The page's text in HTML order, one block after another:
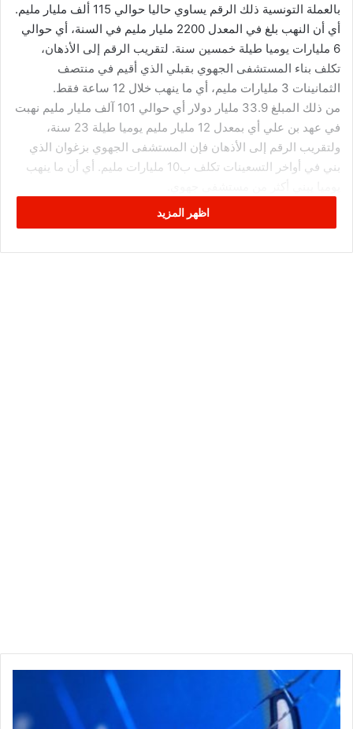
بالعملة التونسية ذلك الرقم يساوي حاليا حوالي 115 ألف مليار مليم.
أي أن النهب بلغ في المعدل 2200 مليار مليم في السنة، أي حوالي
6 مليارات يوميا طيلة خمسين سنة. لتقريب الرقم إلى الأذهان،
تكلف بناء المستشفى الجهوي بقبلي الذي أقيم في منتصف
الثمانينات 3 مليارات مليم، أي ما ينهب خلال 12 ساعة فقط.
من ذلك المبلغ 33.9 مليار دولار أي حوالي 101 آلف مليار مليم نهبت
في عهد بن علي أي بمعدل 12 مليار مليم يوميا طيلة 23 سنة،
ولتقريب الرقم إلى الأذهان فإن المستشفى الجهوي بزغوان الذي
بني في أواخر التسعينات تكلف ب10 مليارات مليم. أي أن ما ينهب
1987، بدون تعليق..
اظهر المزيد
ش
ر
ك